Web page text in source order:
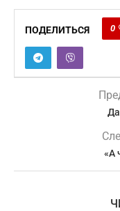
ПОДЕЛИТЬСЯ 0
«А